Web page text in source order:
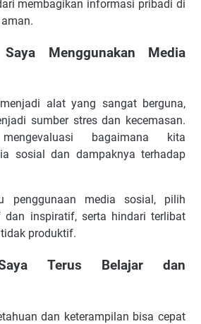
membagikan informasi pribadi di
Menggunakan Media
alat yang sangat berguna,
sumber stres dan kecemasan.
bagaimana kita
sosial dan dampaknya terhadap
media sosial, pilih
dan inspiratif, serta hindari terlibat
produktif.
Terus Belajar dan
dan keterampilan bisa cepat